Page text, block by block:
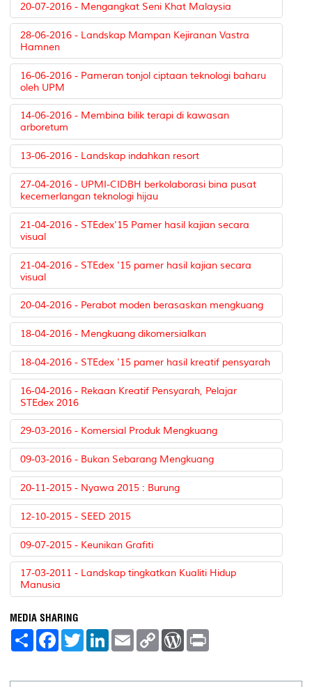
20-07-2016 - Mengangkat Seni Khat Malaysia
28-06-2016 - Landskap Mampan Kejiranan Vastra
Hamnen
16-06-2016 - Pameran tonjol ciptaan teknologi baharu
oleh UPM
14-06-2016 - Membina bilik terapi di kawasan
arboretum
13-06-2016 - Landskap indahkan resort
27-04-2016 - UPMI-CIDBH berkolaborasi bina pusat
kecemerlangan teknologi hijau
21-04-2016 - STEdex'15 Pamer hasil kajian secara
visual
21-04-2016 - STEdex '15 pamer hasil kajian secara
visual
20-04-2016 - Perabot moden berasaskan mengkuang
18-04-2016 - Mengkuang dikomersialkan
18-04-2016 - STEdex '15 pamer hasil kreatif pensyarah
16-04-2016 - Rekaan Kreatif Pensyarah, Pelajar
STEdex 2016
29-03-2016 - Komersial Produk Mengkuang
09-03-2016 - Bukan Sebarang Mengkuang
20-11-2015 - Nyawa 2015 : Burung
12-10-2015 - SEED 2015
09-07-2015 - Keunikan Grafiti
17-03-2011 - Landskap tingkatkan Kualiti Hidup
Manusia
MEDIA SHARING
S
e
F
a
b
T
w
t
L
e
E
m
l
C
L
W
P
t